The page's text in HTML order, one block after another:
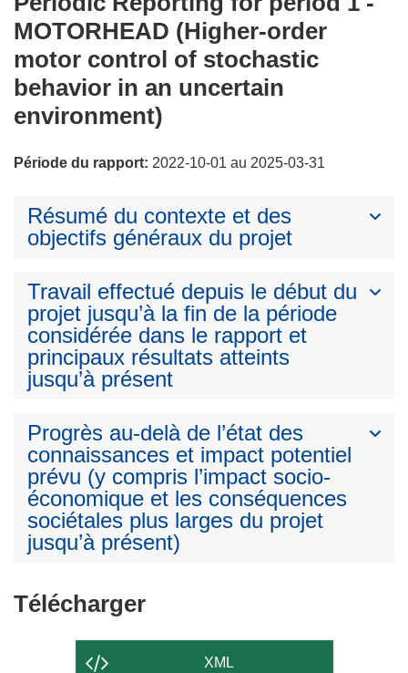
MOTORHEAD (Higher-order
motor control of stochastic
behavior in an uncertain
environment)
Période du rapport: 2022-10-01 au 2025-03-31
Résumé du contexte et des
objectifs généraux du projet
Travail effectué depuis le début du
projet jusqu’à la fin de la période
considérée dans le rapport et
principaux résultats atteints
jusqu’à présent
Progrès au-delà de l’état des
connaissances et impact potentiel
prévu (y compris l’impact socio-
économique et les conséquences
sociétales plus larges du projet
jusqu’à présent)
TéléchargerTélécharger
contenu
XML